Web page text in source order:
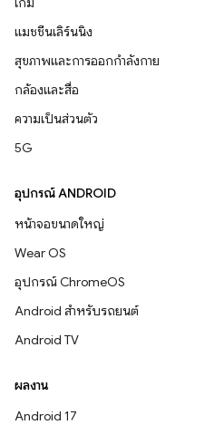
แมชชีนเลิร์นนิง
สุขภาพและการออกกำลังกาย
กล้องและสื่อ
ความเป็นส่วนตัว
5G
อุปกรณ์ ANDROID
หน้าจอขนาดใหญ่
Wear OS
อุปกรณ์ ChromeOS
Android สำหรับรถยนต์
Android TV
ผลงาน
Android 17